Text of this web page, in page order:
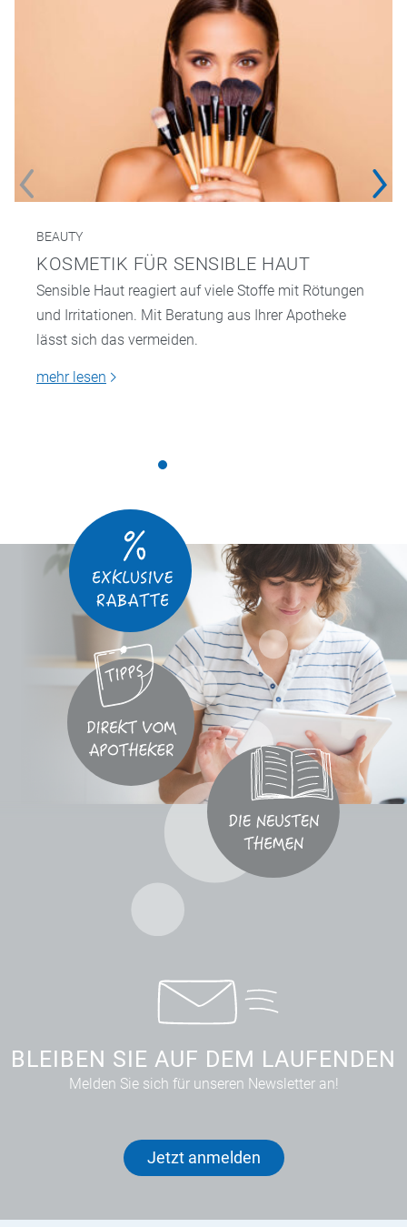
BEAUTY
KOSMETIK FÜR SENSIBLE HAUT
Sensible Haut reagiert auf viele Stoffe mit Rötungen
und Irritationen. Mit Beratung aus Ihrer Apotheke
lässt sich das vermeiden.
mehr lesen
BLEIBEN SIE AUF DEM LAUFENDEN
Melden Sie sich für unseren Newsletter an!
Jetzt anmelden